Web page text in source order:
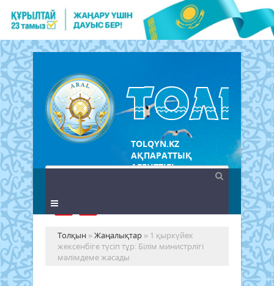
TOLQYN.KZ
АҚПАРАТТЫҚ
АГЕНТТІГІ
Толқын »Жаңалықтар » 1 қыркүйек
жексенбіге түсіп тұр: Білім министрлігі
мәлімдеме жасады